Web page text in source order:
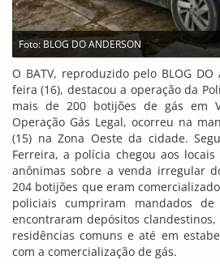
Foto: BLOG DO ANDERSON
O BATV, reproduzido pelo BLOG DO
feira (16), destacou a operação da
mais de 200 botijões de gás em
Operação Gás Legal, ocorreu na
(15) na Zona Oeste da cidade.
Ferreira, a polícia chegou aos
anônimas sobre a venda irregular
204 botijões que eram
policiais cumpriram mandados
encontraram depósitos
residências comuns e até em
com a comercialização de gás.